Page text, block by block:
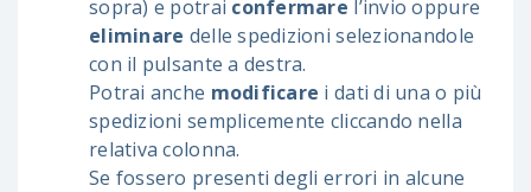
sopra) e potrai confermare l’invio oppure
eliminare delle spedizioni selezionandole
con il pulsante a destra.
Potrai anche modificare i dati di una o più
spedizioni semplicemente cliccando nella
relativa colonna.
Se fossero presenti degli errori in alcune